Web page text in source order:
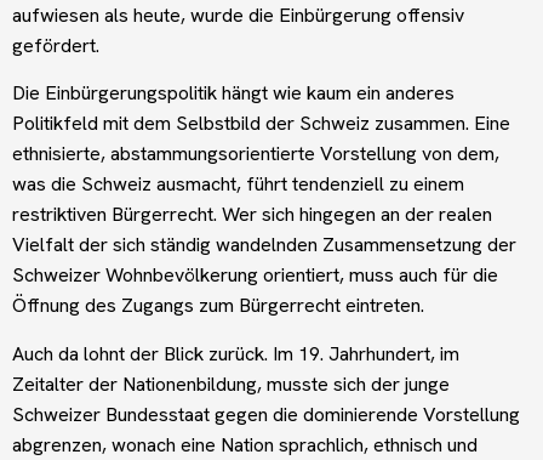
aufwiesen als heute, wurde die Einbürgerung offensiv
gefördert.
Die Einbürgerungspolitik hängt wie kaum ein anderes
Politikfeld mit dem Selbstbild der Schweiz zusammen. Eine
ethnisierte, abstammungsorientierte Vorstellung von dem,
was die Schweiz ausmacht, führt tendenziell zu einem
restriktiven Bürgerrecht. Wer sich hingegen an der realen
Vielfalt der sich ständig wandelnden Zusammensetzung der
Schweizer Wohnbevölkerung orientiert, muss auch für die
Öffnung des Zugangs zum Bürgerrecht eintreten.
Auch da lohnt der Blick zurück. Im 19. Jahrhundert, im
Zeitalter der Nationenbildung, musste sich der junge
Schweizer Bundesstaat gegen die dominierende Vorstellung
abgrenzen, wonach eine Nation sprachlich, ethnisch und